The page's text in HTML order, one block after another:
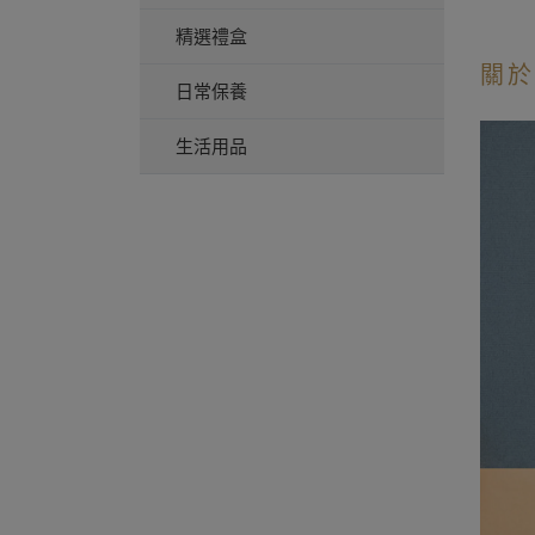
精選禮盒
日常保養
生活用品
關